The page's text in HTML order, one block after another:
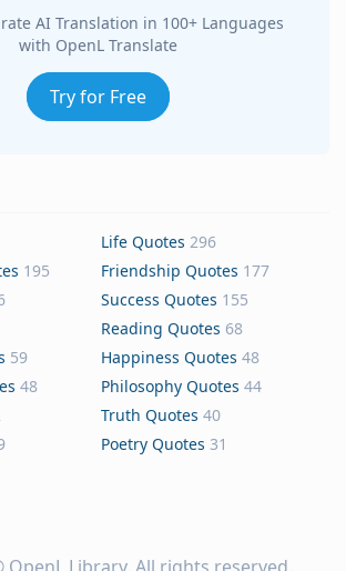
AI Translation in 100+ Languages
with OpenL Translate
Try for Free
Life Quotes 296
195 Friendship Quotes 177
Success Quotes 155
Reading Quotes 68
59 Happiness Quotes 48
48 Philosophy Quotes 44
Truth Quotes 40
Poetry Quotes 31